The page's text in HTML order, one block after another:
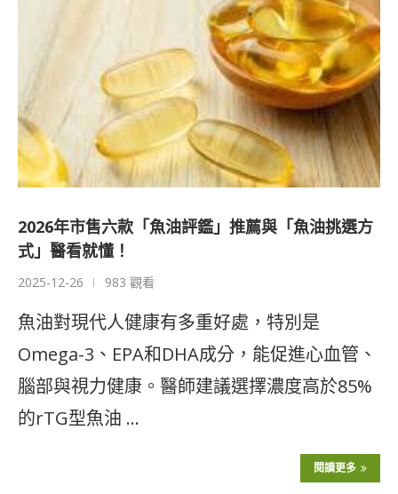
2026年市售六款「魚油評鑑」推薦與「魚油挑選方
式」醫看就懂！
2025-12-26 983 觀看
魚油對現代人健康有多重好處，特別是
Omega-3、EPA和DHA成分，能促進心血管、
腦部與視力健康。醫師建議選擇濃度高於85%
的rTG型魚油 …
閱讀更多